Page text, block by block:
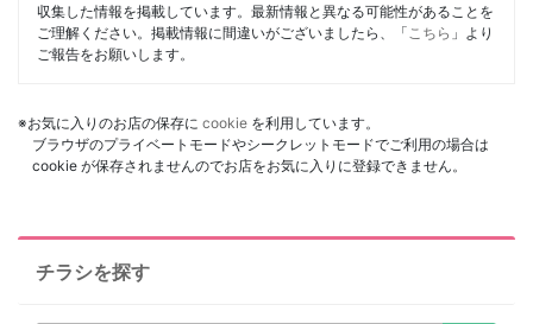
収集した情報を掲載しています。最新情報と異なる可能性があることを
ご理解ください。掲載情報に間違いがございましたら、「 こちら 」より
ご報告をお願いします。
※お気に入りのお店の保存に cookie を利用しています。
ブラウザのプライベートモードやシークレットモードでご利用の場合は
cookie が保存されませんのでお店をお気に入りに登録できません。
チラシを探す